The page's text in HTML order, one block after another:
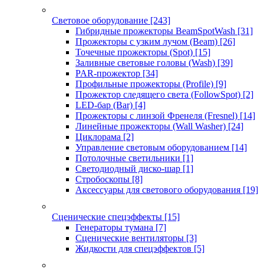
Световое оборудование [243]
Гибридные прожекторы BeamSpotWash [31]
Прожекторы с узким лучом (Beam) [26]
Точечные прожекторы (Spot) [15]
Заливные световые головы (Wash) [39]
PAR-прожектор [34]
Профильные прожекторы (Profile) [9]
Прожектор следящего света (FollowSpot) [2]
LED-бар (Bar) [4]
Прожекторы с линзой Френеля (Fresnel) [14]
Линейные прожекторы (Wall Washer) [24]
Циклорама [2]
Управление световым оборудованием [14]
Потолочные светильники [1]
Светодиодный диско-шар [1]
Стробоскопы [8]
Аксессуары для светового оборудования [19]
Сценические спецэффекты [15]
Генераторы тумана [7]
Сценические вентиляторы [3]
Жидкости для спецэффектов [5]